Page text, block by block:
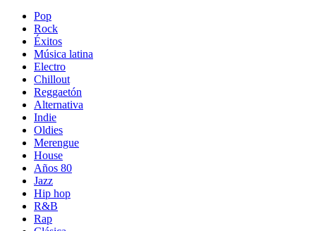
Pop
Rock
Éxitos
Música latina
Electro
Chillout
Reggaetón
Alternativa
Indie
Oldies
Merengue
House
Años 80
Jazz
Hip hop
R&B
Rap